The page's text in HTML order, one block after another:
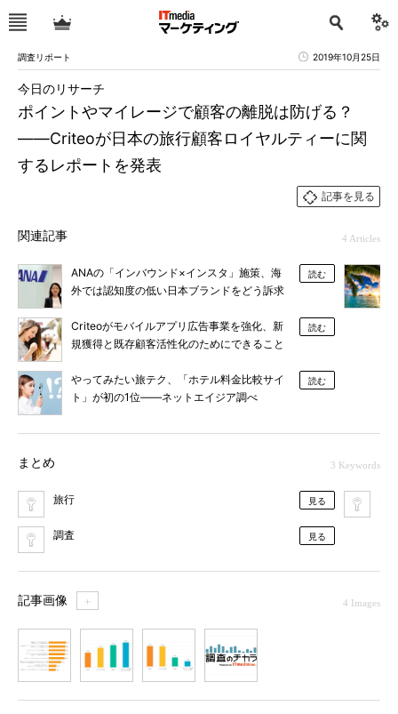
調査リポート 2019年10月25日
ポイントやマイレージで顧客の離脱は防げる？
――Criteoが日本の旅行顧客ロイヤルティーに関
するレポートを発表
今日のリサーチ
記事を見る
関連記事 4 Articles
ANAの「インバウンド×インスタ」施策、海
外では認知度の低い日本ブランドをどう訴求
読む
Criteoがモバイルアプリ広告事業を強化、新
規獲得と既存顧客活性化のためにできること
読む
やってみたい旅テク、「ホテル料金比較サイ
ト」が初の1位――ネットエイジア調べ
読む
まとめ 3 Keywords
旅行 見る
調査 見る
記事画像 ＋ 4 Images